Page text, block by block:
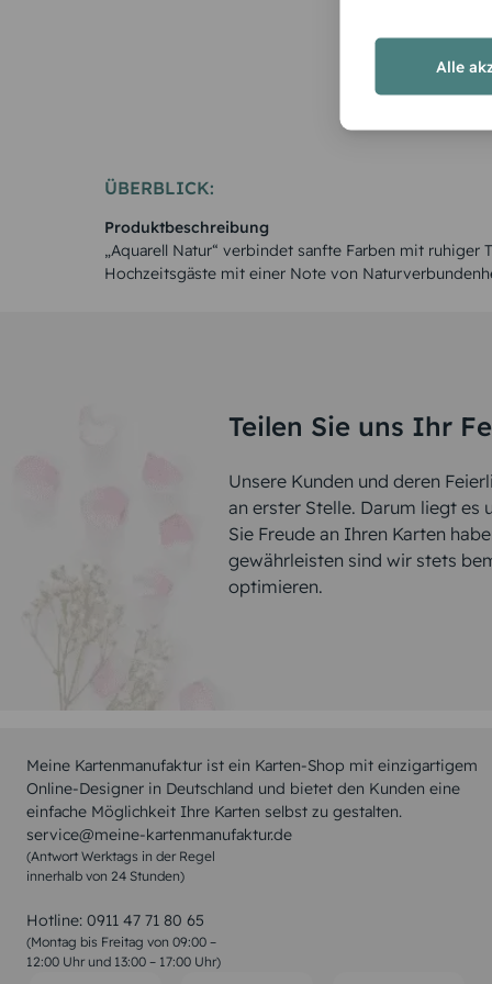
ÜBERBLICK:
Produktbeschreibung
„Aquarell Natur“ verbindet sanfte Farben mit ruhiger
Hochzeitsgäste mit einer Note von
Teilen Sie uns Ihr
Unsere Kunden und deren
an erster Stelle. Darum liegt es
Sie Freude an Ihren Karten
gewährleisten sind wir stets
optimieren.
Meine Kartenmanufaktur ist ein Karten-Shop mit einzigartigem
Online-Designer in Deutschland und bietet den Kunden eine
einfache Möglichkeit Ihre Karten selbst zu gestalten.
service@meine-kartenmanufaktur.de
(Antwort Werktags in der Regel
innerhalb von 24 Stunden)
Hotline: 0911 47 71 80 65
(Montag bis Freitag von 09:00 –
12:00 Uhr und 13:00 – 17:00 Uhr)
Alle